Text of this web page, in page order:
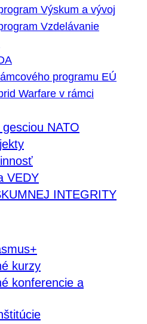
Výskum a vývoj
Vzdelávanie
programu EÚ
Warfare v rámci
NATO
VEDY
INTEGRITY
kurzy
konferencie a